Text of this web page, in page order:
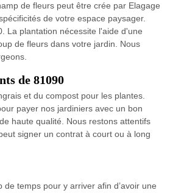
de fleurs peut être crée par Elagage
de votre espace paysager.
La plantation nécessite l'aide d'une
de fleurs dans votre jardin. Nous
de 81090
et du compost pour les plantes.
payer nos jardiniers avec un bon
haute qualité. Nous restons attentifs
signer un contrat à court ou à long
temps pour y arriver afin d’avoir une